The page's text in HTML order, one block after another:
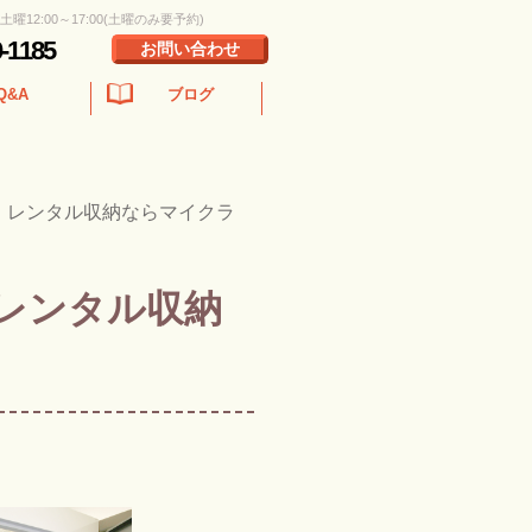
曜12:00～17:00(土曜のみ要予約)
1185 お問い合わせ
ブログ
ンタル収納ならマイクラ
ンタル収納